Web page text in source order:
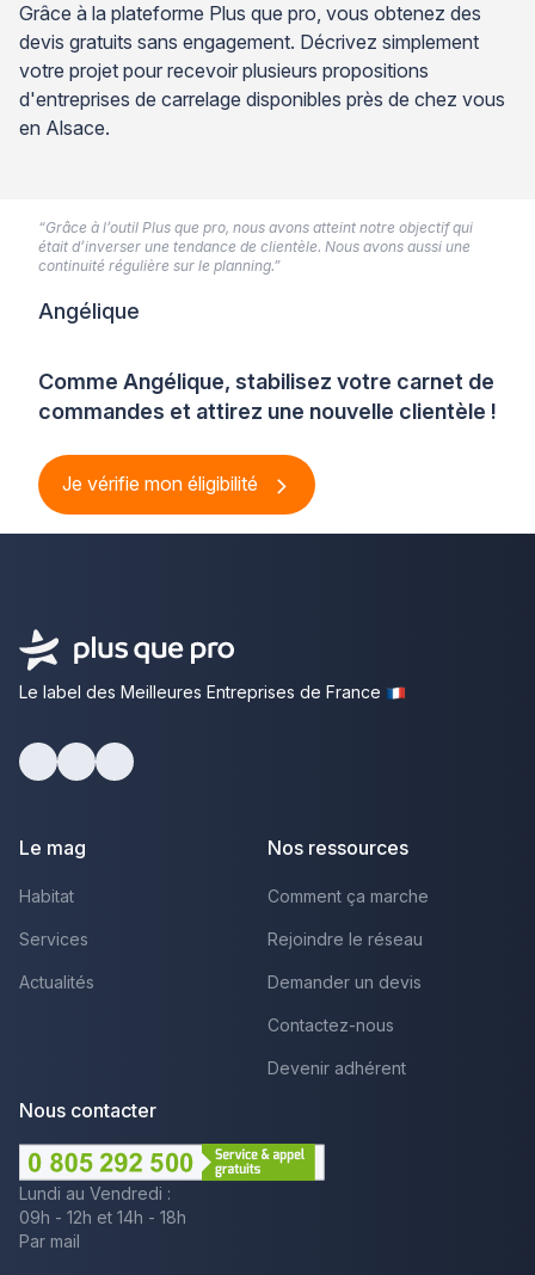
Grâce à la plateforme Plus que pro, vous obtenez des
devis gratuits sans engagement. Décrivez simplement
votre projet pour recevoir plusieurs propositions
d'entreprises de carrelage disponibles près de chez vous
en Alsace.
Comme Angélique, stabilisez votre carnet de
commandes et attirez une nouvelle clientèle !
Je vérifie mon éligibilité
“Grâce à l’outil Plus que pro, nous avons atteint notre objectif qui
était d’inverser une tendance de clientèle. Nous avons aussi une
continuité régulière sur le planning.”
Angélique
Le label des Meilleures Entreprises de France
Le mag
Habitat
Services
Actualités
Nos ressources
Comment ça marche
Rejoindre le réseau
Demander un devis
Contactez-nous
Devenir adhérent
Nous contacter
Lundi au Vendredi :
09h - 12h et 14h - 18h
Par mail